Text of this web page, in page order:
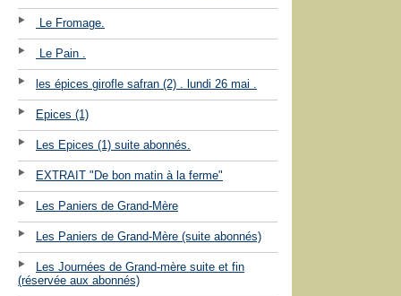
Le Fromage.
Le Pain .
les épices girofle safran (2) . lundi 26 mai .
Epices (1)
Les Epices (1) suite abonnés.
EXTRAIT "De bon matin à la ferme"
Les Paniers de Grand-Mère
Les Paniers de Grand-Mère (suite abonnés)
Les Journées de Grand-mère suite et fin
(réservée aux abonnés)